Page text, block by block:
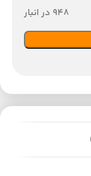
948 در انبار